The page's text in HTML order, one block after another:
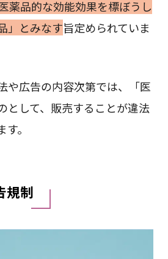
薬品的な効能効果を標ぼうし
」とみなす旨定められていま
や広告の内容次第では、「医
として、販売することが違法
。
規制